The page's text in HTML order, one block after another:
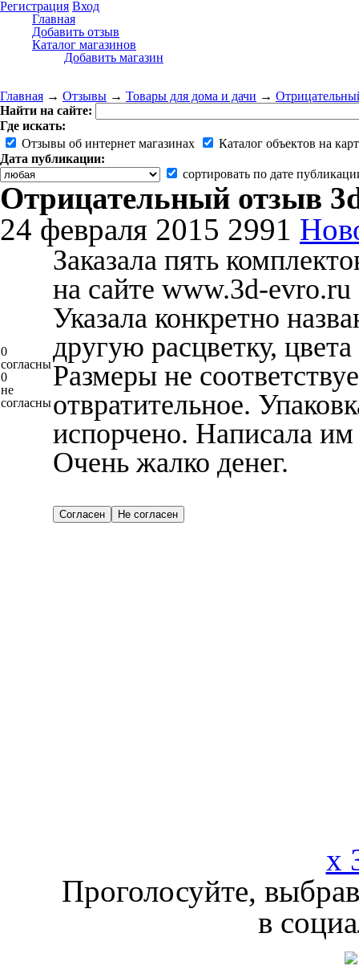
Регистрация Вход
Главная
Добавить отзыв
Каталог магазинов
Добавить магазин
Главная → Отзывы → Товары для дома и дачи →
Найти на сайте:
Где искать:
Отзывы об интернет магазинах
Каталог объектов на
Дата публикации:
сортировать по дате
Отрицательный отзыв
24 февраля 2015 2991
0
согласны
0
не
согласны
Заказала пять
на сайте www.3d-evro.ru
Указала конкретно
другую расцветку,
Размеры не
отвратительное.
испорчено. Написала им
Очень жалко денег.
x
Проголосуйте,
в